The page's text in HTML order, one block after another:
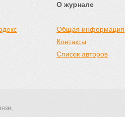
О журнале
Общая информация
Контакты
Список авторов